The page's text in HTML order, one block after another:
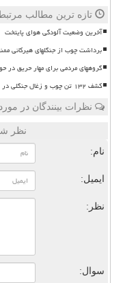
تازه ترین مطالب
آخرین وضعیت آلودگی هوای پایتخت
برداشت چوب از جنگلهای هیرکانی
گروههای مردمی برای مهار حریق در
کشف ۱۳۲ تن چوب و زغال جنگلی در اصفهان ۴۸هکتار عرصه طبیعی رفع تصرف شد
نظرات بینندگان در
نظر
نام:
ایمیل:
نظر:
سوال: